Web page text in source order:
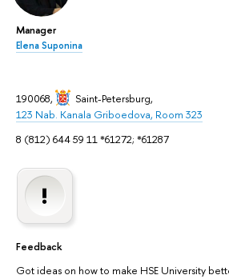
Manager
Elena Suponina
190068, Saint-Petersburg,
123 Nab. Kanala Griboedova, Room 323
8 (812) 644 59 11 *61272; *61287
Feedback
Got ideas on how to make HSE University